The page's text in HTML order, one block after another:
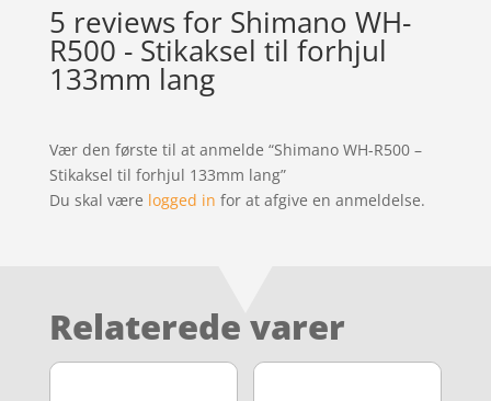
5 reviews for Shimano WH-
R500 - Stikaksel til forhjul
133mm lang
Vær den første til at anmelde “Shimano WH-R500 –
Stikaksel til forhjul 133mm lang”
Du skal være logged in for at afgive en anmeldelse.
Relaterede varer